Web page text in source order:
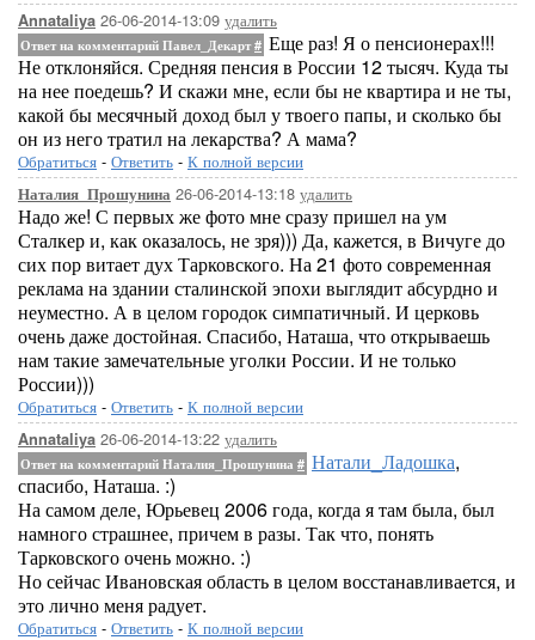
Annataliya 26-06-2014-13:09 удалить
Ответ на комментарий Павел_Декарт# Еще раз! Я о пенсионерах!!!
Не отклоняйся. Средняя пенсия в России 12 тысяч. Куда ты
на нее поедешь? И скажи мне, если бы не квартира и не ты,
какой бы месячный доход был у твоего папы, и сколько бы
он из него тратил на лекарства? А мама?
Обратиться - Ответить - К полной версии
Наталия_Прошунина 26-06-2014-13:18 удалить
Надо же! С первых же фото мне сразу пришел на ум
Сталкер и, как оказалось, не зря))) Да, кажется, в Вичуге до
сих пор витает дух Тарковского. На 21 фото современная
реклама на здании сталинской эпохи выглядит абсурдно и
неуместно. А в целом городок симпатичный. И церковь
очень даже достойная. Спасибо, Наташа, что открываешь
нам такие замечательные уголки России. И не только
России)))
Обратиться - Ответить - К полной версии
Annataliya 26-06-2014-13:22 удалить
Ответ на комментарий Наталия_Прошунина # Натали_Ладошка,
спасибо, Наташа. :)
На самом деле, Юрьевец 2006 года, когда я там была, был
намного страшнее, причем в разы. Так что, понять
Тарковского очень можно. :)
Но сейчас Ивановская область в целом восстанавливается, и
это лично меня радует.
Обратиться - Ответить - К полной версии